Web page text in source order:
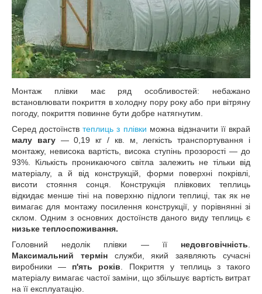
Монтаж плівки має ряд особливостей: небажано
встановлювати покриття в холодну пору року або при вітряну
погоду, покриття повинне бути добре натягнутим.
Серед достоїнствтеплиць з плівки можна відзначити її вкрай
малу вагу― 0,19 кг / кв. м, легкість транспортування і
монтажу, невисока вартість, висока ступінь прозорості ― до
93%. Кількість проникаючого світла залежить не тільки від
матеріалу, а й від конструкцій, форми поверхні покрівлі,
висоти стояння сонця. Конструкція плівкових теплиць
відкидає менше тіні на поверхню підлоги теплиці, так як не
вимагає для монтажу посилення конструкції, у порівнянні зі
склом. Одним з основних достоїнств даного виду теплиць є
низьке теплоспоживання.
Головний недолік плівки ― її недовговічність
Максимальний термінслужби, який заявляють сучасні
виробники ― п'ять років . Покриття у теплиць з такого
матеріалу вимагає частої заміни, що збільшує вартість витрат
на її експлуатацію.